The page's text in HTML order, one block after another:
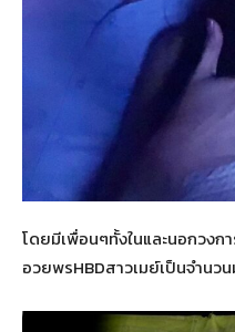
โดยมีเพื่อนๆทั้งในและนอกวงก
อวยพรHBDสาวเมย์เป็นจำนว